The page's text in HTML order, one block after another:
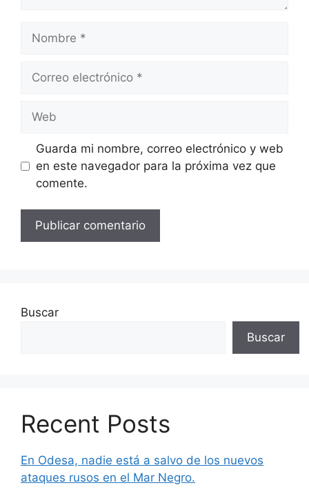
electrónico
Guarda mi nombre, correo electrónico y web
en este navegador para la próxima vez que
comente.
Buscar
Buscar
Recent Posts
En Odesa, nadie está a salvo de los nuevos
ataques rusos en el Mar Negro.